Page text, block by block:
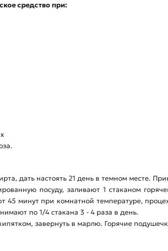
средство при:
дать настоять 21 день в темном месте.
посуду, заливают 1 стаканом
45 минут при комнатной температуре,
по 1/4 стакана 3 - 4 раза в день.
завернуть в марлю. Горячие